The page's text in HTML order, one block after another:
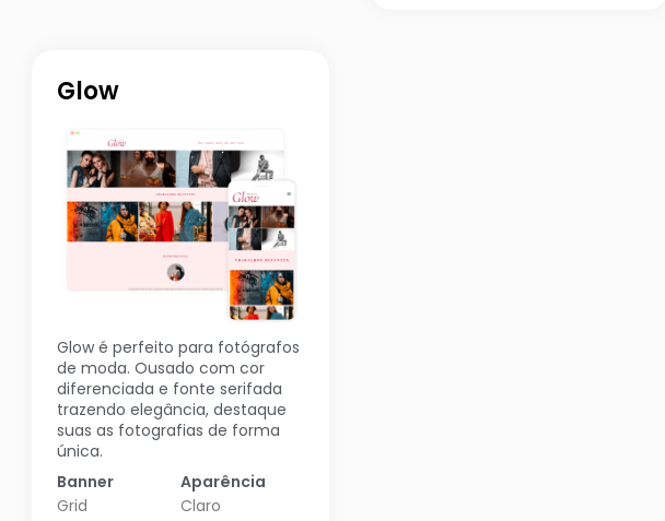
Glow
Glow é perfeito para fotógrafos
de moda. Ousado com cor
diferenciada e fonte serifada
trazendo elegância, destaque
suas as fotografias de forma
única.
Banner
Grid
Aparência
Claro